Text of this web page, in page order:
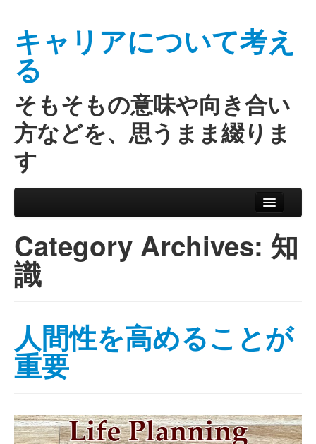
キャリアについて考え
る
そもそもの意味や向き合い
方などを、思うまま綴りま
す
Main menu
Category Archives: 知
識
人間性を高めることが
重要